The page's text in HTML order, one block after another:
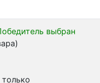
выбран